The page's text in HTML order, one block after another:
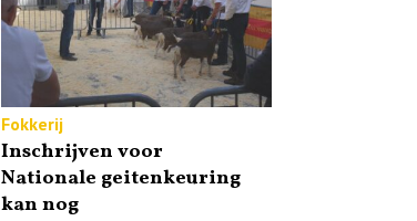
Fokkerij
Inschrijven voor
Nationale geitenkeuring
kan nog